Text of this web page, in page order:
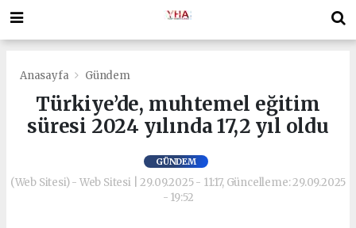
Anasayfa Gündem
Türkiye’de, muhtemel eğitim
süresi 2024 yılında 17,2 yıl oldu
GÜNDEM
(Web Sitesi) - Web Sitesi | 29.09.2025 - 11:17, Güncelleme: 29.09.2025
- 19:52